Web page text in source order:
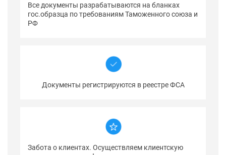
Все документы разрабатываются на бланках
гос.образца по требованиям Таможенного союза и
РФ
Документы регистрируются в реестре ФСА
Забота о клиентах. Осуществляем клиентскую